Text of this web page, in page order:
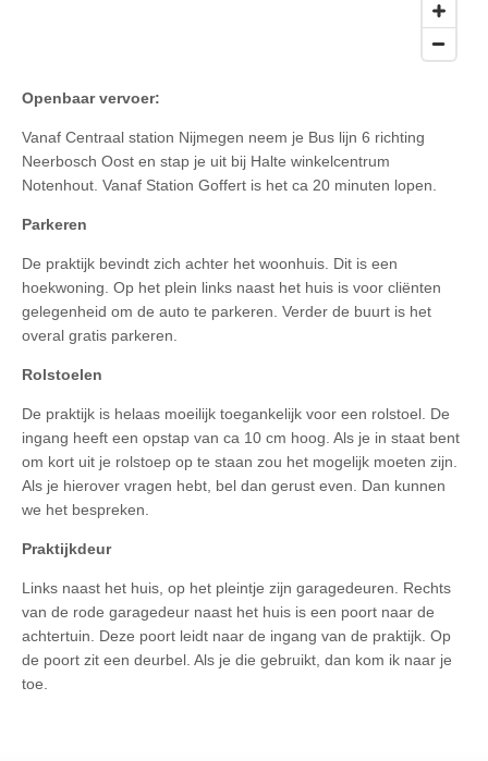
Openbaar vervoer:
Vanaf Centraal station Nijmegen neem je Bus lijn 6 richting
Neerbosch Oost en stap je uit bij Halte winkelcentrum
Notenhout. Vanaf Station Goffert is het ca 20 minuten lopen.
Parkeren
De praktijk bevindt zich achter het woonhuis. Dit is een
hoekwoning. Op het plein links naast het huis is voor cliënten
gelegenheid om de auto te parkeren. Verder de buurt is het
overal gratis parkeren.
Rolstoelen
De praktijk is helaas moeilijk toegankelijk voor een rolstoel. De
ingang heeft een opstap van ca 10 cm hoog. Als je in staat bent
om kort uit je rolstoep op te staan zou het mogelijk moeten zijn.
Als je hierover vragen hebt, bel dan gerust even. Dan kunnen
we het bespreken.
Praktijkdeur
Links naast het huis, op het pleintje zijn garagedeuren. Rechts
van de rode garagedeur naast het huis is een poort naar de
achtertuin. Deze poort leidt naar de ingang van de praktijk. Op
de poort zit een deurbel. Als je die gebruikt, dan kom ik naar je
toe.